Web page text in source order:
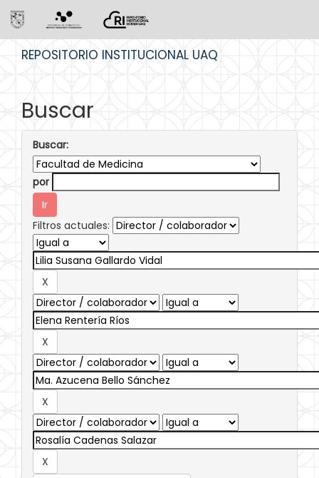
REPOSITORIO INSTITUCIONAL UAQ
Buscar
Buscar:
por
Filtros actuales: